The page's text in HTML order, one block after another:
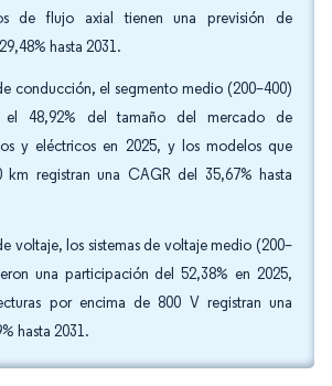
de flujo axial tienen una previsión de
hasta 2031.
conducción, el segmento medio (200–400)
el 48,92% del tamaño del mercado de
y eléctricos en 2025, y los modelos que
km registran una CAGR del 35,67% hasta
voltaje, los sistemas de voltaje medio (200–
una participación del 52,38% en 2025,
por encima de 800 V registran una
hasta 2031.